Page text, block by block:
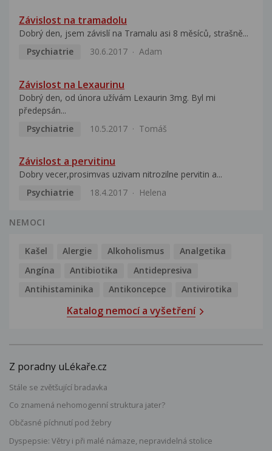
Závislost na tramadolu
Dobrý den, jsem závislí na Tramalu asi 8 měsíců, strašně...
Psychiatrie
30.6.2017 Adam
Závislost na Lexaurinu
Dobrý den, od února užívám Lexaurin 3mg. Byl mi
předepsán...
Psychiatrie
10.5.2017 Tomáš
Závislost a pervitinu
Dobry vecer,prosimvas uzivam nitrozilne pervitin a...
Psychiatrie
18.4.2017 Helena
NEMOCI
Kašel Alergie Alkoholismus
Analgetika
Angína
Antibiotika
Antidepresiva
Antihistaminika
Antikoncepce Antivirotika
Katalog nemocí a vyšetření
Z poradny uLékaře.cz
Stále se zvětšující bradavka
Co znamená nehomogenní struktura jater?
Občasné píchnutí pod žebry
Dyspepsie: Větry i při malé námaze, nepravidelná stolice